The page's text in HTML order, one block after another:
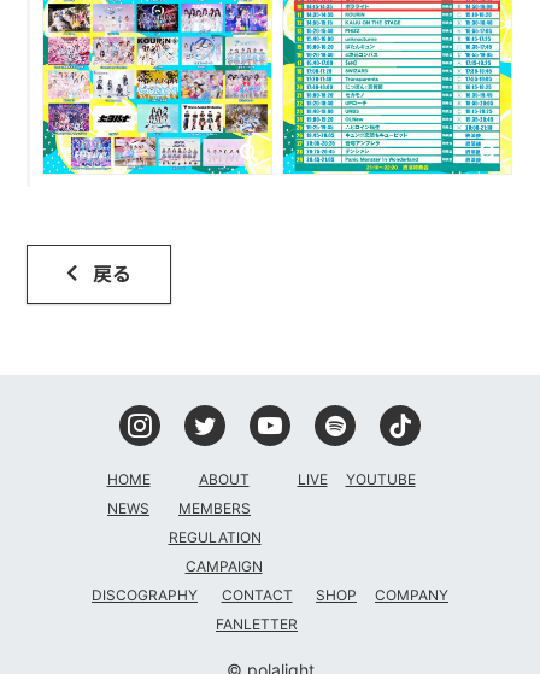
戻る
HOME
NEWS
ABOUT
MEMBERS
REGULATION
CAMPAIGN
LIVE YOUTUBE
DISCOGRAPHY
CONTACT
FANLETTER
SHOP COMPANY